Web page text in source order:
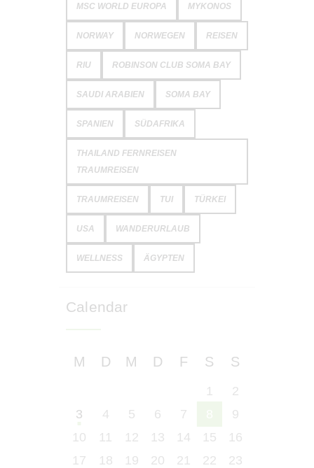
MSC WORLD EUROPA MYKONOS
NORWAY NORWEGEN REISEN
RIU ROBINSON CLUB SOMA BAY
SAUDI ARABIEN SOMA BAY
SPANIEN SÜDAFRIKA
THAILAND FERNREISEN
TRAUMREISEN
TRAUMREISEN TUI TÜRKEI
USA WANDERURLAUB
WELLNESS ÄGYPTEN
Calendar
M D M D F S S
1
2
3
4 5 6 7
9
10
11 12 13 14 15
16
17
18 19 20 21 22
23